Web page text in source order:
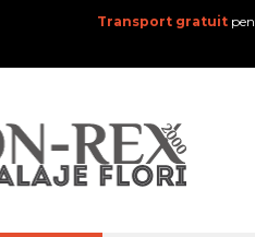
Transport gratuit